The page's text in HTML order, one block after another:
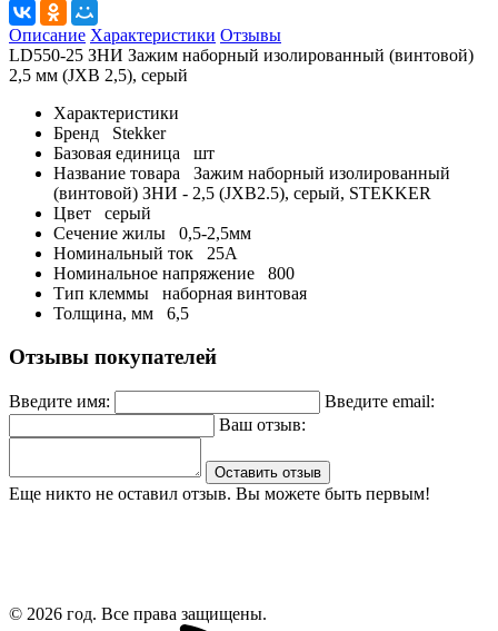
Описание Характеристики Отзывы
LD550-25 ЗНИ Зажим наборный изолированный (винтовой)
2,5 мм (JXB 2,5), серый
Характеристики
Бренд
Stekker
Базовая единица
шт
Название товара
Зажим наборный изолированный
(винтовой) ЗНИ - 2,5 (JXB2.5), серый, STEKKER
Цвет
серый
Сечение жилы
0,5-2,5мм
Номинальный ток
25А
Номинальное напряжение
800
Тип клеммы
наборная винтовая
Толщина, мм
6,5
Отзывы покупателей
Введите имя:
Введите email:
Ваш отзыв:
Оставить отзыв
Еще никто не оставил отзыв. Вы можете быть первым!
© 2026 год. Все права защищены.